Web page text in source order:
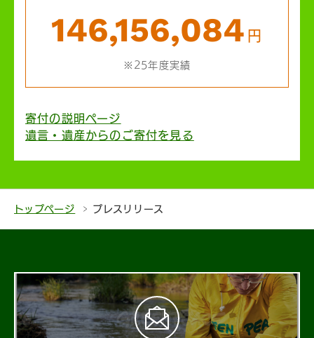
146,156,084 円
※25年度実績
寄付の説明ページ
遺言・遺産からのご寄付を見る
トップページ プレスリリース